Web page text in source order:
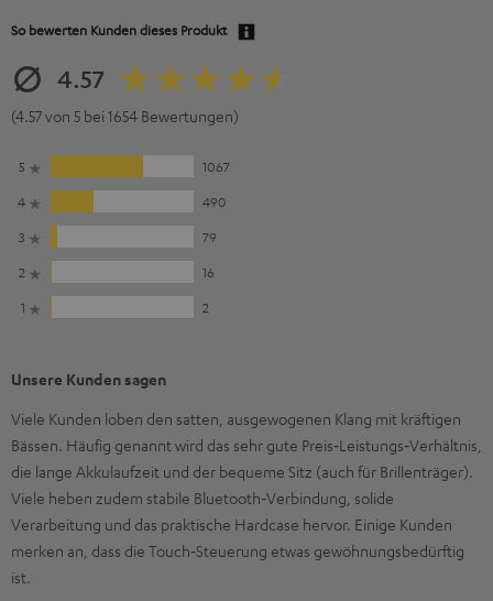
So bewerten Kunden dieses Produkt
4.57
(4.57 von 5 bei 1654 Bewertungen)
5
1067
4
490
3
79
2
16
1
2
Unsere Kunden sagen
Viele Kunden loben den satten, ausgewogenen Klang mit kräftigen
Bässen. Häufig genannt wird das sehr gute Preis‑Leistungs‑Verhältnis,
die lange Akkulaufzeit und der bequeme Sitz (auch für Brillenträger).
Viele heben zudem stabile Bluetooth‑Verbindung, solide
Verarbeitung und das praktische Hardcase hervor. Einige Kunden
merken an, dass die Touch‑Steuerung etwas gewöhnungsbedürftig
ist.